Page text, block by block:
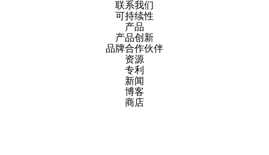
联系我们
可持续性
产品
产品创新
品牌合作伙伴
资源
专利
新闻
博客
商店